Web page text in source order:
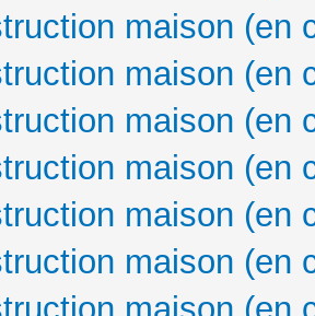
maison (en
maison (en
maison (en
maison (en
maison (en
maison (en